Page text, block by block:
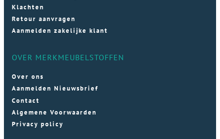
Klachten
Retour aanvragen
Aanmelden zakelijke klant
OVER MERKMEUBELSTOFFEN
Over ons
Aanmelden Nieuwsbrief
Contact
Algemene Voorwaarden
Privacy policy